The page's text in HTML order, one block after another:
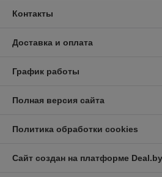
Контакты
Доставка и оплата
График работы
Полная версия сайта
Политика обработки cookies
Сайт создан на платформе Deal.by